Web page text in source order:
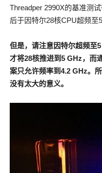
Threadper 2990X的基准测
后于因特尔28核CPU超频至
但是，请注意因特尔超频至
才将28核推进到5 GHz，而
案只允许频率到4.2 GHz。
没有太大的意义。